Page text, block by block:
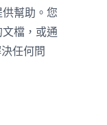
幫助。您
檔，或通
任何問